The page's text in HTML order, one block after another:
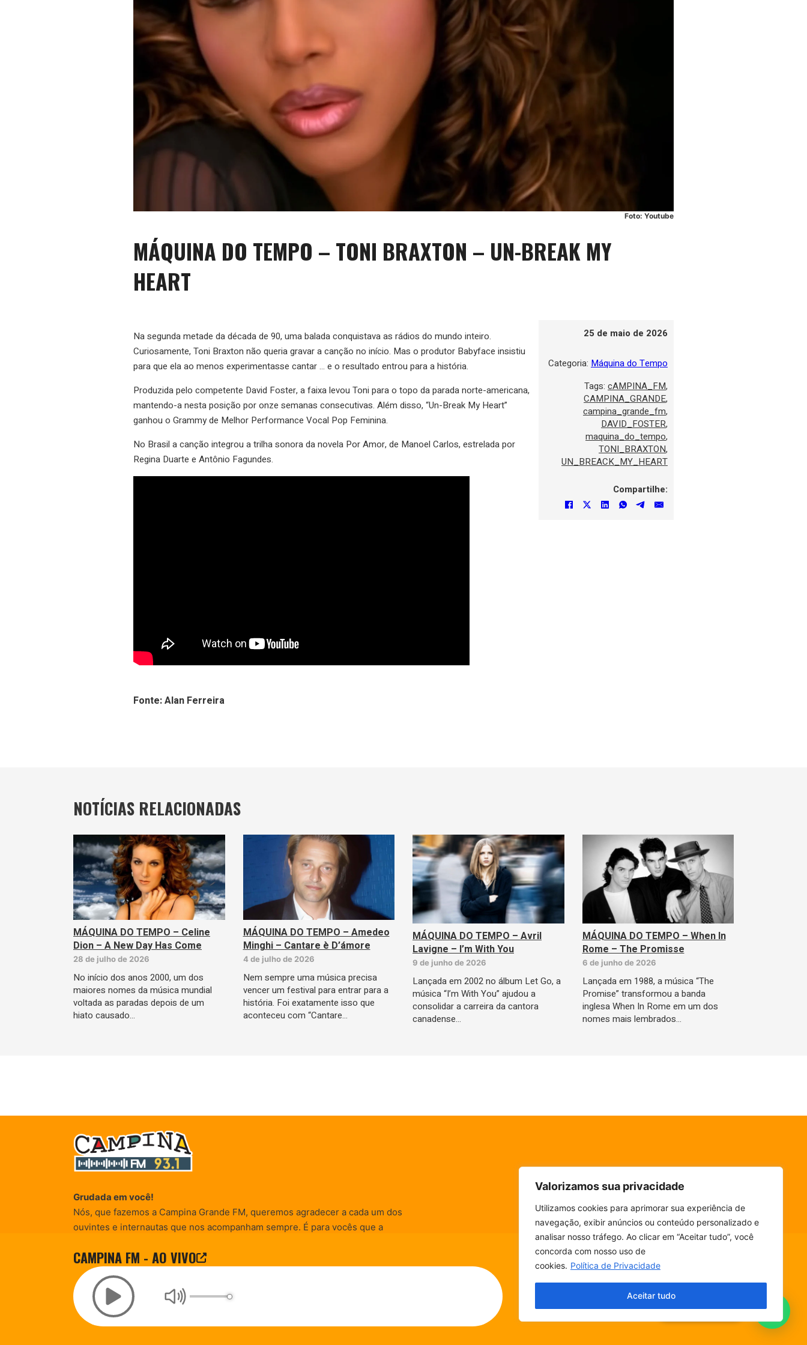
Valorizamos sua privacidade
Utilizamos cookies para aprimorar sua experiência de
navegação, exibir anúncios ou conteúdo personalizado e
analisar nosso tráfego. Ao clicar em “Aceitar tudo”, você
concorda com nosso uso de
cookies. Política de Privacidade
Aceitar tudo
CAMPINA FM - AO VIVO
ESCUTE SEM PARAR! BAIXE O NOSSO APP.
Foto: Youtube
MÁQUINA DO TEMPO – TONI BRAXTON – UN-BREAK MY
HEART
Na segunda metade da década de 90, uma balada conquistava as rádios do mundo inteiro.
Curiosamente, Toni Braxton não queria gravar a canção no início. Mas o produtor Babyface insistiu
para que ela ao menos experimentasse cantar … e o resultado entrou para a história.
Produzida pelo competente David Foster, a faixa levou Toni para o topo da parada norte-americana,
mantendo-a nesta posição por onze semanas consecutivas. Além disso, “Un-Break My Heart”
ganhou o Grammy de Melhor Performance Vocal Pop Feminina.
No Brasil a canção integrou a trilha sonora da novela Por Amor, de Manoel Carlos, estrelada por
Regina Duarte e Antônio Fagundes.
Fonte: Alan Ferreira
25 de maio de 2026
Categoria: Máquina do Tempo
Tags: cAMPINA_FM,
CAMPINA_GRANDE,
campina_grande_fm,
DAVID_FOSTER,
maquina_do_tempo,
TONI_BRAXTON,
UN_BREACK_MY_HEART
Compartilhe:
NOTÍCIAS RELACIONADAS
MÁQUINA DO TEMPO – Celine
Dion – A New Day Has Come
28 de julho de 2026
No início dos anos 2000, um dos
maiores nomes da música mundial
voltada as paradas depois de um
hiato causado…
MÁQUINA DO TEMPO – Amedeo
Minghi – Cantare è D’ámore
4 de julho de 2026
Nem sempre uma música precisa
vencer um festival para entrar para a
história. Foi exatamente isso que
aconteceu com “Cantare…
MÁQUINA DO TEMPO – Avril
Lavigne – I’m With You
9 de junho de 2026
Lançada em 2002 no álbum Let Go, a
música “I’m With You” ajudou a
consolidar a carreira da cantora
canadense…
MÁQUINA DO TEMPO – When In
Rome – The Promisse
6 de junho de 2026
Lançada em 1988, a música “The
Promise” transformou a banda
inglesa When In Rome em um dos
nomes mais lembrados…
Grudada em você!
Nós, que fazemos a Campina Grande FM, queremos agradecer a cada um dos
ouvintes e internautas que nos acompanham sempre. É para vocês que a
entretenimento, promocionais e de conscientização) são realizadas.
© Campina FM 1978 – 2026.Termos de Uso
Desenvolvido pela
Fala, ouvinte!